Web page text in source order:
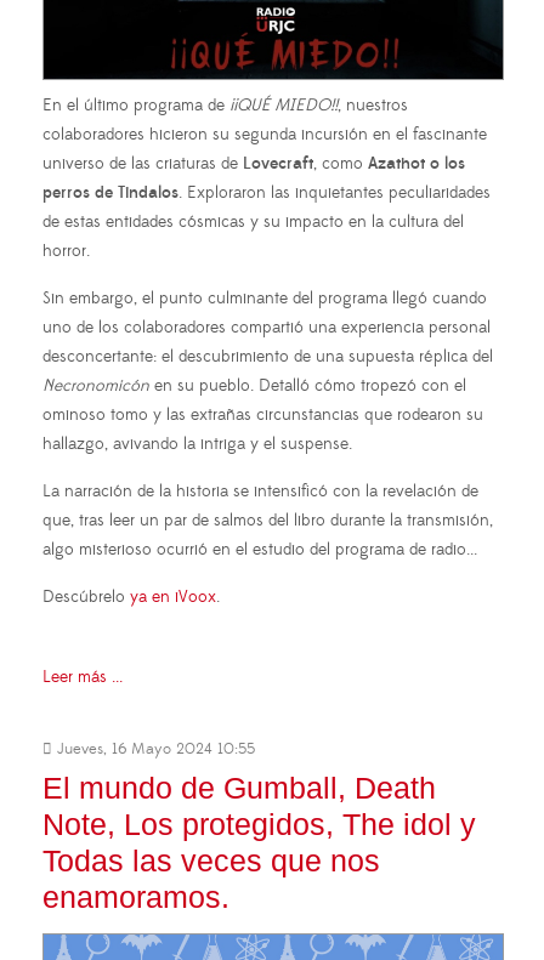
En el último programa de ¡¡QUÉ MIEDO!!, nuestros
colaboradores hicieron su segunda incursión en el fascinante
universo de las criaturas de Lovecraft, como Azathot o los
perros de Tindalos. Exploraron las inquietantes peculiaridades
de estas entidades cósmicas y su impacto en la cultura del
horror.
Sin embargo, el punto culminante del programa llegó cuando
uno de los colaboradores compartió una experiencia personal
desconcertante: el descubrimiento de una supuesta réplica del
Necronomicón en su pueblo. Detalló cómo tropezó con el
ominoso tomo y las extrañas circunstancias que rodearon su
hallazgo, avivando la intriga y el suspense.
La narración de la historia se intensificó con la revelación de
que, tras leer un par de salmos del libro durante la transmisión,
algo misterioso ocurrió en el estudio del programa de radio...
Descúbrelo ya en iVoox.
Leer más ...
Jueves, 16 Mayo 2024 10:55
El mundo de Gumball, Death
Note, Los protegidos, The idol y
Todas las veces que nos
enamoramos.